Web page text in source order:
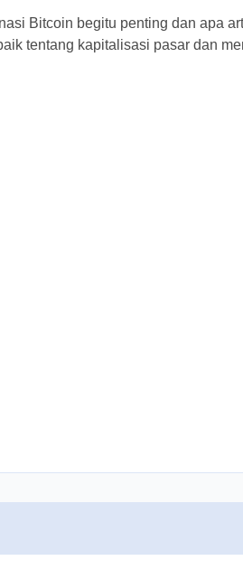
Bitcoin begitu penting dan
baik tentang kapitalisasi pasar